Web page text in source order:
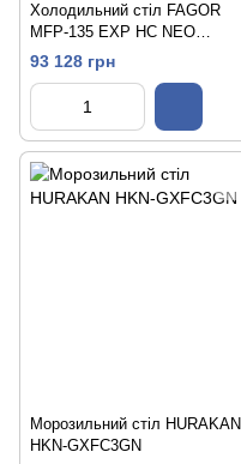
Холодильний стіл FAGOR
MFP-135 EXP HC NEO
CONCEPT
93 128 грн
Морозильний стіл HURAKAN
HKN-GXFC3GN